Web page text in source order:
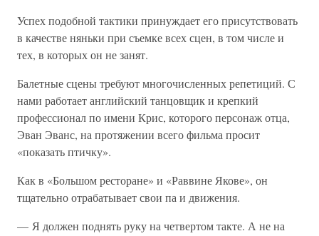
Успех подобной тактики принуждает его присутствовать
в качестве няньки при съемке всех сцен, в том числе и
тех, в которых он не занят.
Балетные сцены требуют многочисленных репетиций. С
нами работает английский танцовщик и крепкий
профессионал по имени Крис, которого персонаж отца,
Эван Эванс, на протяжении всего фильма просит
«показать птичку».
Как в «Большом ресторане» и «Раввине Якове», он
тщательно отрабатывает свои па и движения.
— Я должен поднять руку на четвертом такте. А не на